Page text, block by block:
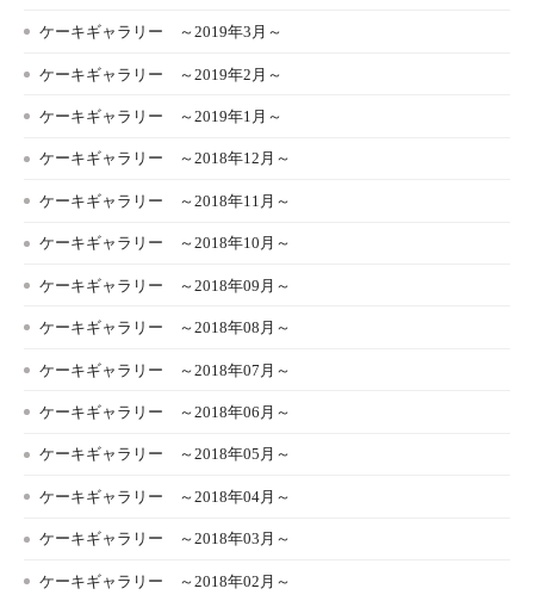
ケーキギャラリー ～2019年3月～
ケーキギャラリー ～2019年2月～
ケーキギャラリー ～2019年1月～
ケーキギャラリー ～2018年12月～
ケーキギャラリー ～2018年11月～
ケーキギャラリー ～2018年10月～
ケーキギャラリー ～2018年09月～
ケーキギャラリー ～2018年08月～
ケーキギャラリー ～2018年07月～
ケーキギャラリー ～2018年06月～
ケーキギャラリー ～2018年05月～
ケーキギャラリー ～2018年04月～
ケーキギャラリー ～2018年03月～
ケーキギャラリー ～2018年02月～